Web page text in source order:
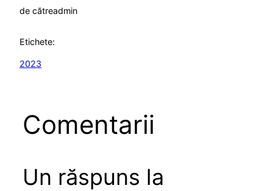
de cătreadmin
Etichete:
2023
Comentarii
Un răspuns la